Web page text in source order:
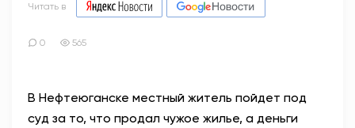
Читать в
0 565
В Нефтеюганске местный житель пойдет под
суд за то, что продал чужое жилье, а деньги